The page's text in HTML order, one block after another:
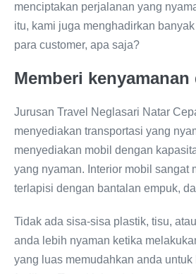
menciptakan perjalanan yang
itu, kami juga menghadirkan
para customer, apa saja?
Memberi
Jurusan Travel Neglasari Natar
menyediakan transportasi yang
menyediakan mobil dengan
yang nyaman. Interior mobil sangat
terlapisi dengan bantalan empuk,
Tidak ada sisa-sisa plastik, tisu,
anda lebih nyaman ketika
yang luas memudahkan anda